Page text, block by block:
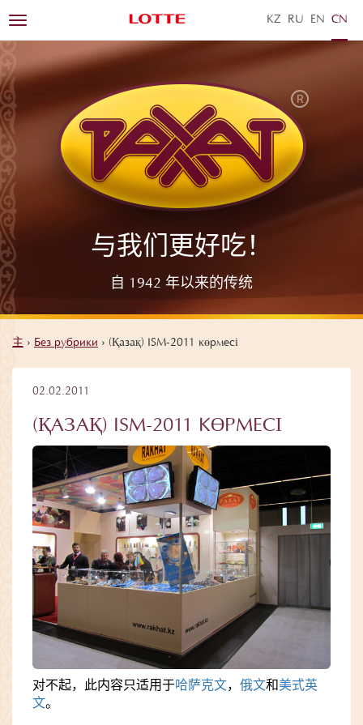
KZ RU EN ZH
与我们更好吃！
自 1942 年以来的传统
Toggle
navigation
主 › Без рубрики › (Қазақ) ISM-2011 көрмесі
02.02.2011
(ҚАЗАҚ) ISM-2011 КӨРМЕСІ
对不起，此内容只适用于哈萨克文， 俄文和美式英
文。